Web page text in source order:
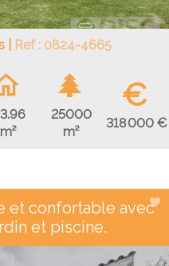
| Ref : 0824-4665
m²
25000
m²
€
318 000 €
et confortable avec
et piscine.